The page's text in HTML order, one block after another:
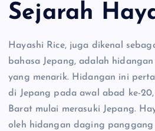
Sejarah
Hayashi Rice, juga dikenal
bahasa Jepang, adalah
yang menarik. Hidangan ini
di Jepang pada awal abad ke-
Barat mulai merasuki Jepang.
oleh hidangan daging panggang